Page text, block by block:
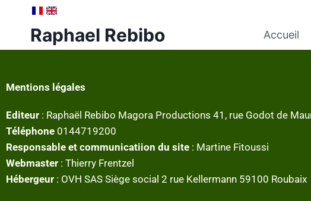
Raphael Rebibo Accueil
Mentions légales
Editeur : Raphaël Rebibo Magora Productions 41, rue Godot de
Téléphone 0144719200
Responsable et communicatiion du site : Martine Fitoussi
Webmaster : Thierry Frentzel
Hébergeur : OVH SAS Siège social 2 rue Kellermann 59100 Roubaix